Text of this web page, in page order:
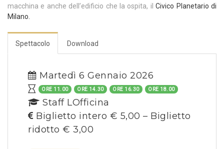
macchina e anche dell’edificio che la ospita, ilCivico Planetario di
Milano.
Spettacolo Download
Martedì 6 Gennaio 2026
ORE 11.00 ORE 14.30 ORE 16.30 ORE 18.00
Staff LOfficina
Biglietto intero € 5,00 – Biglietto
ridotto € 3,00